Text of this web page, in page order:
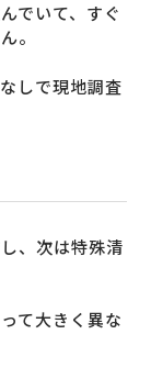
でいて、すぐ
。
しで現地調査
、次は特殊清
て大きく異な